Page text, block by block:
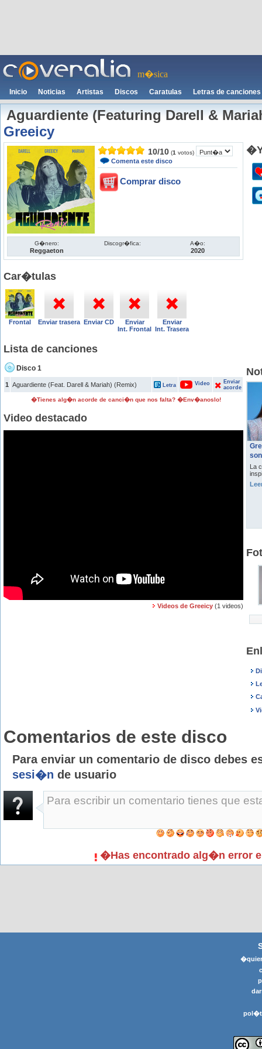
m�sica
Inicio Noticias Artistas Discos Caratulas Letras de canciones
Aguardiente (Featuring Darell &
Greeicy
10/10 (1 votos)
Comenta este disco
Comprar disco
G�nero:
Reggaeton
Discogr�fica: A�o:
2020
Car�tulas
Frontal Enviar trasera Enviar CD
Enviar
Int. Frontal
Enviar
Int. Trasera
Lista de canciones
Disco 1
1 Aguardiente (Feat. Darell & Mariah) (Remix) Letra Video
Enviar
acorde
�Tienes alg�n acorde de canci�n que nos falta? �Env�anoslo!
Video destacado
Videos de Greeicy (1 videos)
La
Comentarios de este disco
Para enviar un comentario de disco debes
sesi�n de usuario
�Has encontrado alg�n error